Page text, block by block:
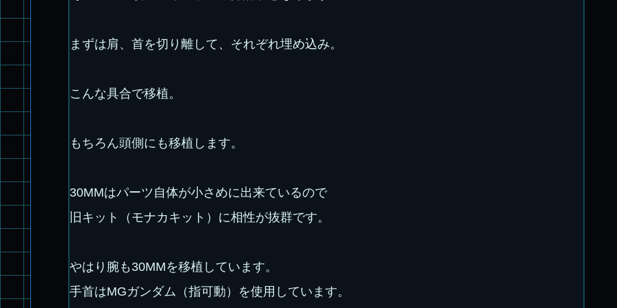
まずは肩、首を切り離して、それぞれ埋め込み。
こんな具合で移植。
もちろん頭側にも移植します。
30MMはパーツ自体が小さめに出来ているので
旧キット（モナカキット）に相性が抜群です。
やはり腕も30MMを移植しています。
手首はMGガンダム（指可動）を使用しています。